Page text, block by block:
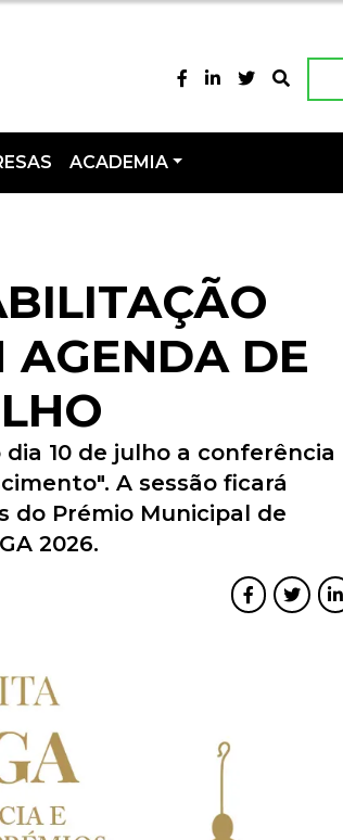
ACADEMIA
DE
10 de julho a conferência
A sessão ficará
do Prémio Municipal de
2026.